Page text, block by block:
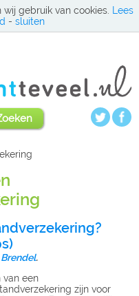
gebruik van cookies.
Lees
- sluiten
.
van een
zijn voor